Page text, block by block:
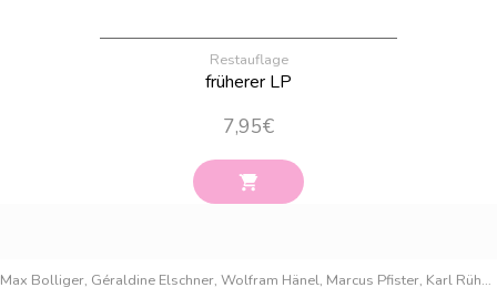
Restauflage
früherer LP
7,95€
Max Bolliger, Géraldine Elschner, Wolfram Hänel, Marcus Pfister, Karl Rühmann, Gerda Marie Scheidl, Leo Tolstoi, Brigitte Weninger